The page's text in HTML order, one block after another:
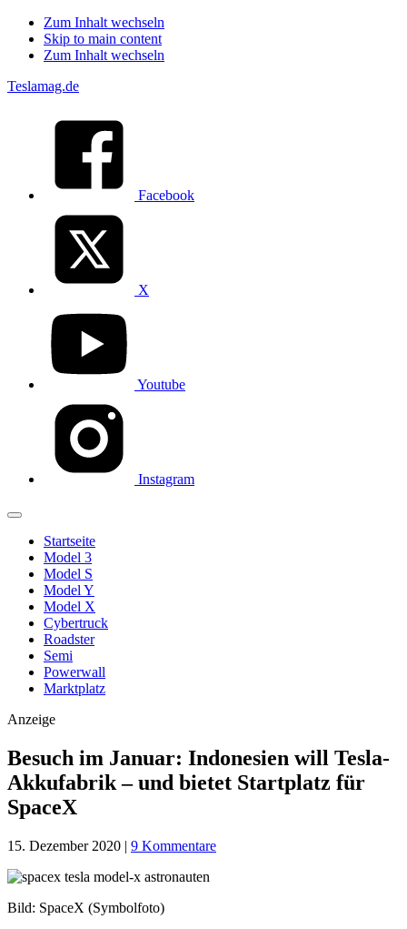
Zum Inhalt wechseln
Skip to main content
Zum Inhalt wechseln
Teslamag.de
Facebook
X
Youtube
Instagram
Startseite
Model 3
Model S
Model Y
Model X
Cybertruck
Roadster
Semi
Powerwall
Marktplatz
Anzeige
Besuch im Januar: Indonesien will Tesla-
Akkufabrik – und bietet Startplatz für
SpaceX
15. Dezember 2020 | 9 Kommentare
Bild: SpaceX (Symbolfoto)